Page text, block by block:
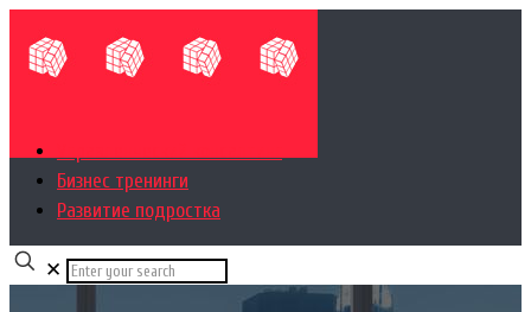
Бизнес тренинги
Развитие подростка
✕